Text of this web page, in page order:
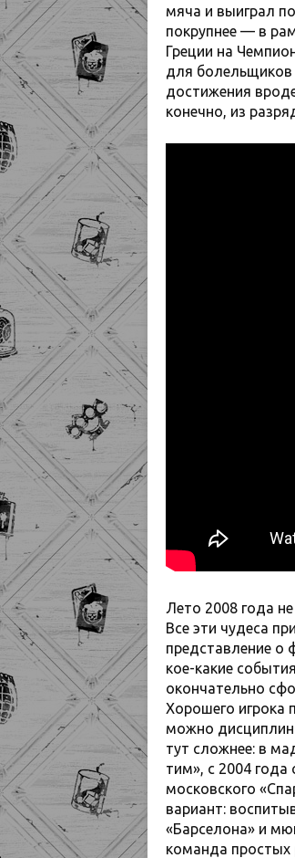
мяча и выиграл
покрупнее — в
Греции на
для болельщиков
достижения
конечно, из
Лето 2008 года
Все эти чудеса
представление о
кое-какие
окончательно
Хорошего игрока
можно
тут сложнее: в
тим», с 2004
московского
вариант:
«Барселона» и
команда простых